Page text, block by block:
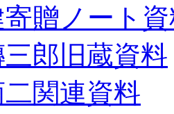
贈ノート
郎旧蔵資料
関連資料